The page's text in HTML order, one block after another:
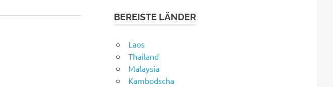
BEREISTE LÄNDER
Laos
Thailand
Malaysia
Kambodscha